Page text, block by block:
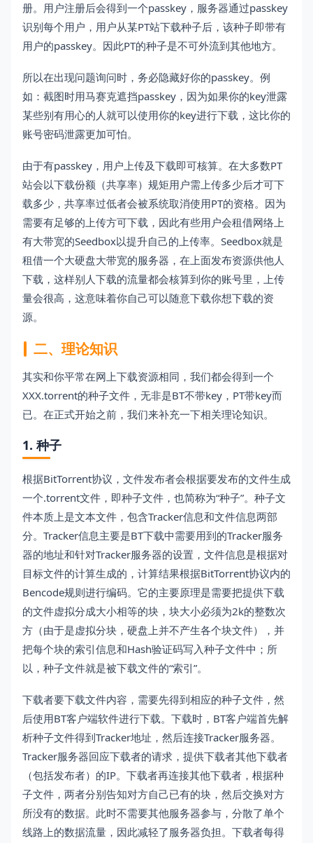
册。用户注册后会得到一个passkey，服务器通过passkey
识别每个用户，用户从某PT站下载种子后，该种子即带有
用户的passkey。因此PT的种子是不可外流到其他地方。
所以在出现问题询问时，务必隐藏好你的passkey。例
如：截图时用马赛克遮挡passkey，因为如果你的key泄露
某些别有用心的人就可以使用你的key进行下载，这比你的
账号密码泄露更加可怕。
由于有passkey，用户上传及下载即可核算。在大多数PT
站会以下载份额（共享率）规矩用户需上传多少后才可下
载多少，共享率过低者会被系统取消使用PT的资格。因为
需要有足够的上传方可下载，因此有些用户会租借网络上
有大带宽的Seedbox以提升自己的上传率。Seedbox就是
租借一个大硬盘大带宽的服务器，在上面发布资源供他人
下载，这样别人下载的流量都会核算到你的账号里，上传
量会很高，这意味着你自己可以随意下载你想下载的资
源。
二、理论知识
其实和你平常在网上下载资源相同，我们都会得到一个
XXX.torrent的种子文件，无非是BT不带key，PT带key而
已。在正式开始之前，我们来补充一下相关理论知识。
1. 种子
根据BitTorrent协议，文件发布者会根据要发布的文件生成
一个.torrent文件，即种子文件，也简称为“种子”。种子文
件本质上是文本文件，包含Tracker信息和文件信息两部
分。Tracker信息主要是BT下载中需要用到的Tracker服务
器的地址和针对Tracker服务器的设置，文件信息是根据对
目标文件的计算生成的，计算结果根据BitTorrent协议内的
Bencode规则进行编码。它的主要原理是需要把提供下载
的文件虚拟分成大小相等的块，块大小必须为2k的整数次
方（由于是虚拟分块，硬盘上并不产生各个块文件），并
把每个块的索引信息和Hash验证码写入种子文件中；所
以，种子文件就是被下载文件的“索引”。
下载者要下载文件内容，需要先得到相应的种子文件，然
后使用BT客户端软件进行下载。下载时，BT客户端首先解
析种子文件得到Tracker地址，然后连接Tracker服务器。
Tracker服务器回应下载者的请求，提供下载者其他下载者
（包括发布者）的IP。下载者再连接其他下载者，根据种
子文件，两者分别告知对方自己已有的块，然后交换对方
所没有的数据。此时不需要其他服务器参与，分散了单个
线路上的数据流量，因此减轻了服务器负担。下载者每得